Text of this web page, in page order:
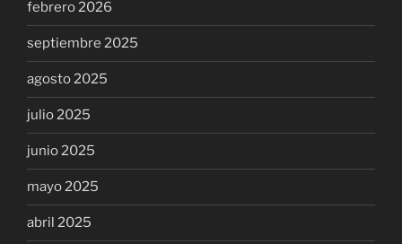
febrero 2026
septiembre 2025
agosto 2025
julio 2025
junio 2025
mayo 2025
abril 2025